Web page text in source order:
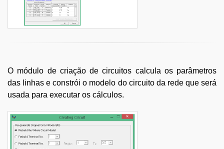
O módulo de criação de circuitos calcula os parâmetros
das linhas e constrói o modelo do circuito da rede que será
usada para executar os cálculos.